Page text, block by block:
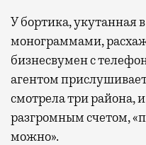
У бортика, укутанная
монограммами,
бизнесвумен с
агентом
смотрела три района,
разгромным счетом,
можно».